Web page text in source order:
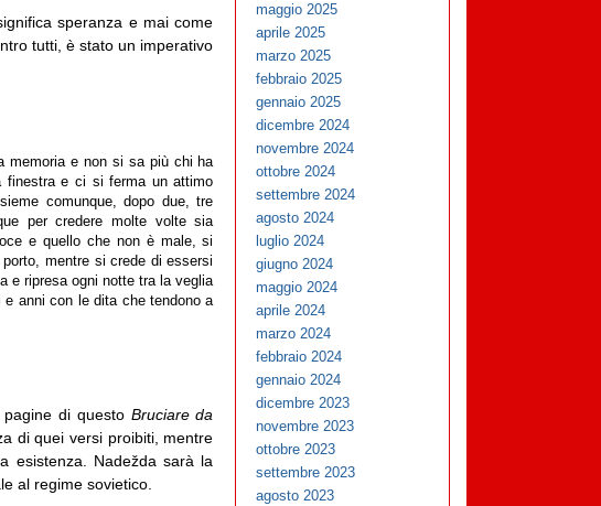
speranza e mai come
tutti, è stato un imperativo
memoria e non si sa più chi ha
finestra e ci si ferma un attimo
comunque, dopo due, tre
per credere molte volte sia
e quello che non è male, si
mentre si crede di essersi
e ripresa ogni notte tra la veglia
anni con le dita che tendono a
di questo Bruciare da
di quei versi proibiti, mentre
esistenza. Nadežda sarà la
al regime sovietico.
maggio 2025
aprile 2025
marzo 2025
febbraio 2025
gennaio 2025
dicembre 2024
novembre 2024
ottobre 2024
settembre 2024
agosto 2024
luglio 2024
giugno 2024
maggio 2024
aprile 2024
marzo 2024
febbraio 2024
gennaio 2024
dicembre 2023
novembre 2023
ottobre 2023
settembre 2023
agosto 2023